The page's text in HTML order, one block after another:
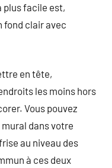
plus facile est,
fond clair avec
en tête,
les moins hors
Vous pouvez
dans votre
au niveau des
à ces deux